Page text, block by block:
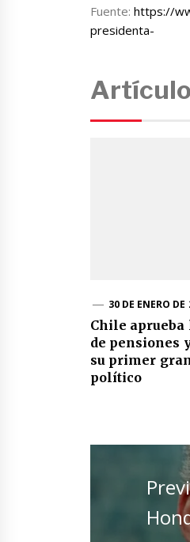
Fuente:https://
presidenta-
30 DE ENERO DE
Chile
de pensiones
su primer
político